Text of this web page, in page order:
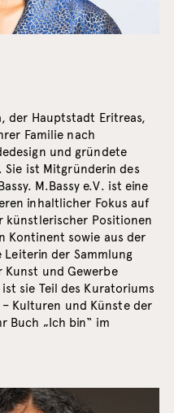
der Hauptstadt Eritreas,
Familie nach
und gründete
Sie ist Mitgründerin des
M.Bassy e.V. ist eine
inhaltlicher Fokus auf
künstlerischer Positionen
Kontinent sowie aus der
der Sammlung
Kunst und Gewerbe
sie Teil des Kuratoriums
Kulturen und Künste der
Buch „Ich bin“ im